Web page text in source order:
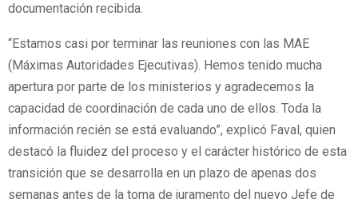
documentación recibida.
“Estamos casi por terminar las reuniones con las MAE
(Máximas Autoridades Ejecutivas). Hemos tenido mucha
apertura por parte de los ministerios y agradecemos la
capacidad de coordinación de cada uno de ellos. Toda la
información recién se está evaluando”, explicó Faval, quien
destacó la fluidez del proceso y el carácter histórico de esta
transición que se desarrolla en un plazo de apenas dos
semanas antes de la toma de juramento del nuevo Jefe de